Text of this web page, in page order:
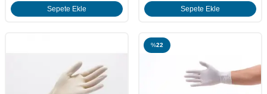
Sepete Ekle Sepete Ekle
%22